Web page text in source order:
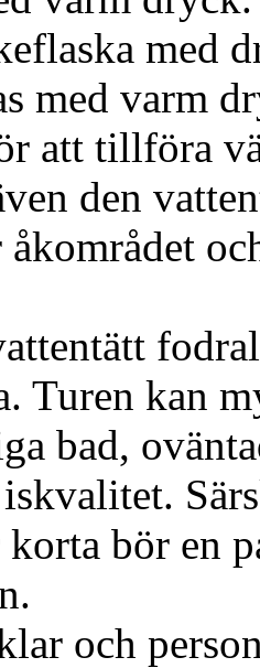
med
med varm
att tillföra
den
åkområdet
Turen kan
bad,
korta bör en
och